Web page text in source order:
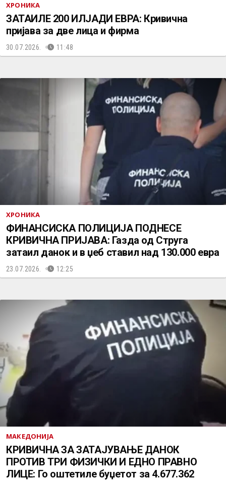
ХРОНИКА
ЗАТАИЛЕ 200 ИЛЈАДИ ЕВРА: Кривична
пријава за две лица и фирма
30.07.2026. 11:48
ХРОНИКА
ФИНАНСИСКА ПОЛИЦИЈА ПОДНЕСЕ
КРИВИЧНА ПРИЈАВА: Газда од Струга
затаил данок и в џеб ставил над 130.000 евра
23.07.2026. 12:25
МАКЕДОНИЈА
КРИВИЧНА ЗА ЗАТАЈУВАЊЕ ДАНОК
ПРОТИВ ТРИ ФИЗИЧКИ И ЕДНО ПРАВНО
ЛИЦЕ: Го оштетиле буџетот за 4.677.362